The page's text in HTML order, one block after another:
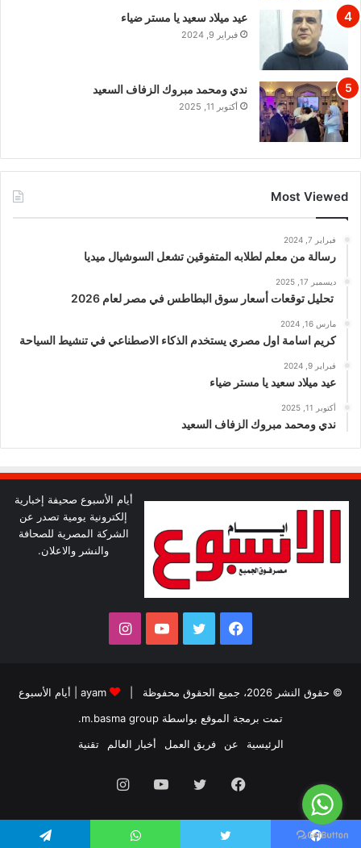
عيد ميلاد سعيد يا مستر ضياء
فبراير 9, 2024
ندي ومحمد مبروك الزفاف السعيد
أكتوبر 11, 2025
Most Viewed
فبراير 7, 2024
رسالة من معلم لطلابه المتفوقين تشعل السوشيال ميديا
ديسمبر 17, 2025
تحليل توقعات أسعار سوق البطاطس في مصر لعام 2026
مارس 16, 2024
كريم اسامة اول مصري يستخدم الذكاء الاصطناعي في تنشيط السياحة
فبراير 9, 2024
عيد ميلاد سعيد يا مستر ضياء
أكتوبر 11, 2025
ندي ومحمد مبروك الزفاف السعيد
أيام الأسبوع صحيفة إخبارية
إلكترونية يومية تصدر عن
الشركة المصرية للصحافة
والنشر والاعلان.
فيسبوك تويتر يوتيوبانستقرام
© حقوق النشر 2026، جميع الحقوق محفوظة | ayam
أيام الأسبوع
تمت برمجة الموقع بواسطة m.basma group
.
الرئيسية
عن فريق العمل أخبار العالم تقنية
فيسبوك تويتر يوتيوبانستقرام